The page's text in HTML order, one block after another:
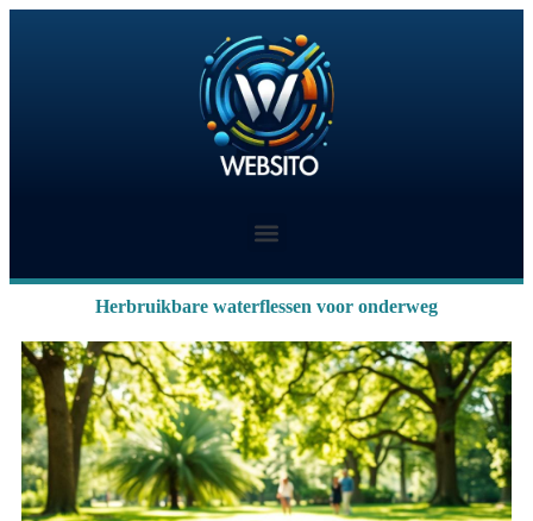
Herbruikbare waterflessen voor onderweg